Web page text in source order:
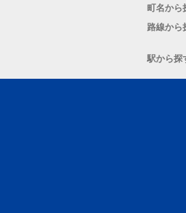
町名から
路線から
駅から探